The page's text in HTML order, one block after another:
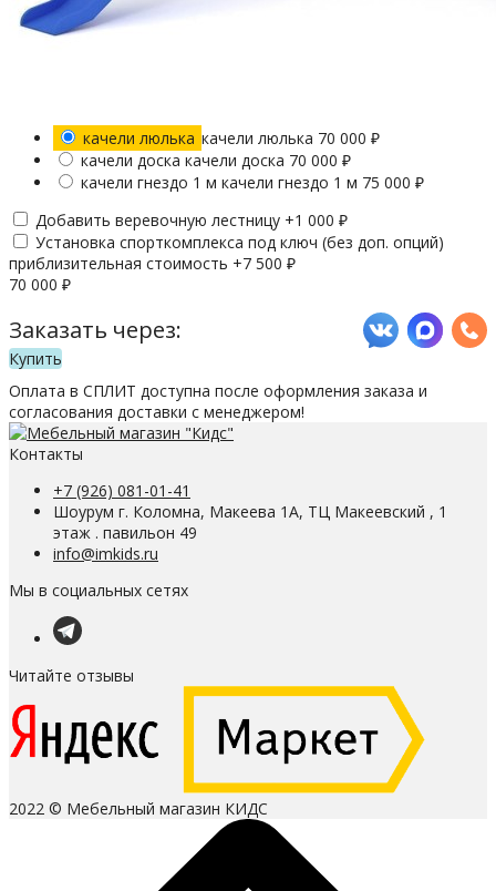
качели люлька качели люлька 70 000 ₽
качели доска качели доска 70 000 ₽
качели гнездо 1 м качели гнездо 1 м 75 000 ₽
Добавить веревочную лестницу +1 000 ₽
Установка спорткомплекса под ключ (без доп. опций)
приблизительная стоимость +7 500 ₽
70 000 ₽
Заказать через:
Купить
Оплата в СПЛИТ доступна после оформления заказа и
согласования доставки с менеджером!
Контакты
+7 (926) 081-01-41
Шоурум г. Коломна, Макеева 1А, ТЦ Макеевский , 1
этаж . павильон 49
info@imkids.ru
Мы в социальных сетях
Читайте отзывы
2022 © Мебельный магазин КИДС